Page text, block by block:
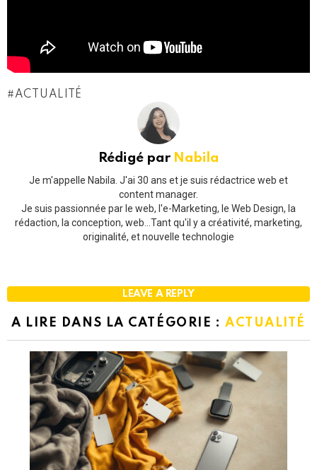
ACTUALITÉ
Rédigé par Nabila
Je m'appelle Nabila. J'ai 30 ans et je suis rédactrice web et
content manager.
Je suis passionnée par le web, l'e-Marketing, le Web Design, la
rédaction, la conception, web...Tant qu'il y a créativité, marketing,
originalité, et nouvelle technologie
LEAVE A REPLY
A LIRE DANS LA CATÉGORIE : ACTUALITÉ